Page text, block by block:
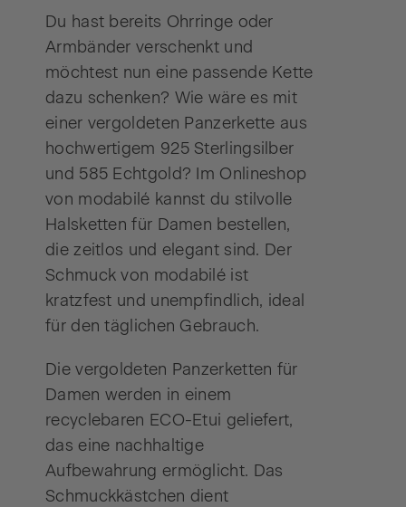
Du hast bereits Ohrringe oder
Armbänder verschenkt und
möchtest nun eine passende Kette
dazu schenken? Wie wäre es mit
einer vergoldeten Panzerkette aus
hochwertigem 925 Sterlingsilber
und 585 Echtgold? Im Onlineshop
von modabilé kannst du stilvolle
Halsketten für Damen bestellen,
die zeitlos und elegant sind. Der
Schmuck von modabilé ist
kratzfest und unempfindlich, ideal
für den täglichen Gebrauch.
Die vergoldeten Panzerketten für
Damen werden in einem
recyclebaren ECO-Etui geliefert,
das eine nachhaltige
Aufbewahrung ermöglicht. Das
Schmuckkästchen dient